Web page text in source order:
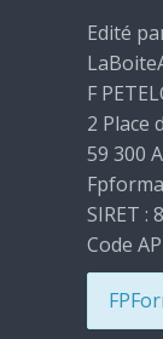
Edité
F
2 Place
59 300
SIRET :
Code